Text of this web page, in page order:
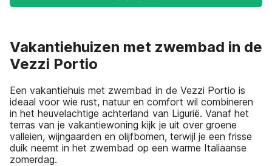
Vakantiehuizen met zwembad in de
Vezzi Portio
Een vakantiehuis met zwembad in de Vezzi Portio is
ideaal voor wie rust, natuur en comfort wil combineren
in het heuvelachtige achterland van Ligurië. Vanaf het
terras van je vakantiewoning kijk je uit over groene
valleien, wijngaarden en olijfbomen, terwijl je een frisse
duik neemt in het zwembad op een warme Italiaanse
zomerdag.